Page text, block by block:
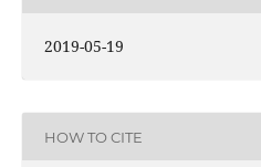
2019-05-19
HOW TO CITE